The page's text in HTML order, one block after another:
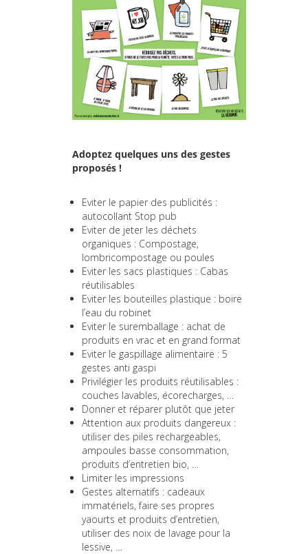
Adoptez quelques uns des gestes
proposés !
Eviter le papier des publicités :
autocollant Stop pub
Eviter de jeter les déchets
organiques : Compostage,
lombricompostage ou poules
Eviter les sacs plastiques : Cabas
réutilisables
Eviter les bouteilles plastique : boire
l’eau du robinet
Eviter le suremballage : achat de
produits en vrac et en grand format
Eviter le gaspillage alimentaire : 5
gestes anti gaspi
Privilégier les produits réutilisables :
couches lavables, écorecharges, …
Donner et réparer plutôt que jeter
Attention aux produits dangereux :
utiliser des piles rechargeables,
ampoules basse consommation,
produits d’entretien bio, …
Limiter les impressions
Gestes alternatifs : cadeaux
immatériels, faire ses propres
yaourts et produits d’entretien,
utiliser des noix de lavage pour la
lessive, …